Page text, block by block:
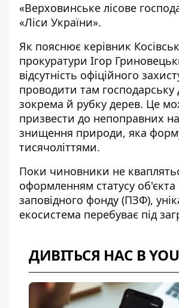
«Верховинське лісове
«Ліси України».
Як пояснює керівник
прокуратури Ігор
відсутність офіційного
проводити там господарську
зокрема й рубку дерев. Це
призвести до непоправних
знищення природи, яка
тисячоліттями.
Поки чиновники не
оформленням статусу
заповідного фонду (ПЗФ),
екосистема перебуває під
ДИВІТЬСЯ НАС В